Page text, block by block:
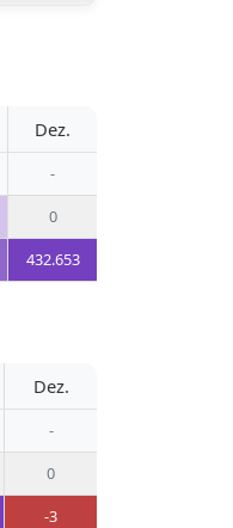
Dez.
-
0
432.653
Dez.
-
0
-3